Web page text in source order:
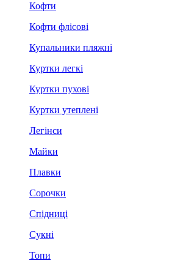
Кофти
Кофти флісові
Купальники пляжні
Куртки легкі
Куртки пухові
Куртки утеплені
Легінси
Майки
Плавки
Сорочки
Спідниці
Сукні
Топи